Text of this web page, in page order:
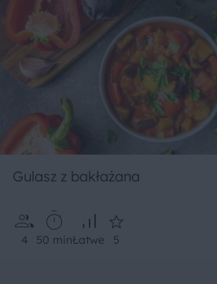
Gulasz z bakłażana
4 50 minŁatwe 5